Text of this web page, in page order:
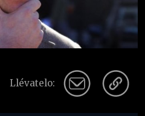
Llévatelo: